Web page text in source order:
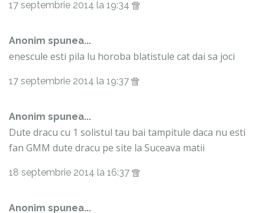
17 septembrie 2014 la 19:34
Anonim spunea...
enescule esti pila lu horoba blatistule cat dai sa joci
17 septembrie 2014 la 19:37
Anonim spunea...
Dute dracu cu 1 solistul tau bai tampitule daca nu esti
fan GMM dute dracu pe site la Suceava matii
18 septembrie 2014 la 16:37
Anonim spunea...